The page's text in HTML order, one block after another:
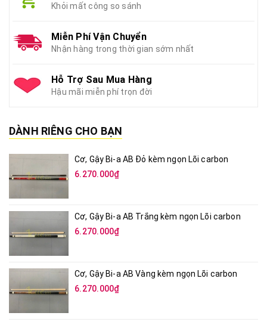
Khỏi mất công so sánh
Miễn Phí Vận Chuyển
Nhận hàng trong thời gian sớm nhất
Hỗ Trợ Sau Mua Hàng
Hậu mãi miễn phí trọn đời
DÀNH RIÊNG CHO BẠN
Cơ, Gậy Bi-a AB Đỏ kèm ngọn Lõi carbon
6.270.000₫
Cơ, Gậy Bi-a AB Trắng kèm ngọn Lõi carbon
6.270.000₫
Cơ, Gậy Bi-a AB Vàng kèm ngọn Lõi carbon
6.270.000₫